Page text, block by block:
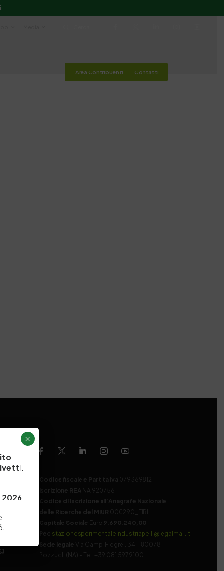
Area Contribuenti Contatti
Codice fiscale e Partita Iva 07936981211
Iscrizione REA NA 920756
Codice di iscrizione all’Anagrafe Nazionale
delle Ricerche del MIUR 000290_EIRI
Capitale Sociale Euro 9.690.240,00
Pec stazionesperimentaleindustriapelli@legalmail.it
Sede legale
Via Campi Flegrei, 34 – 80078
Pozzuoli (NA) – Tel. +39 081 5979100
2026.
×